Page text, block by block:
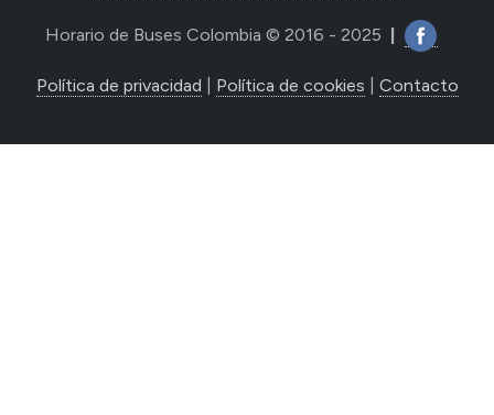
Horario de Buses Colombia © 2016 - 2025
Política de privacidad Política de cookies Contacto